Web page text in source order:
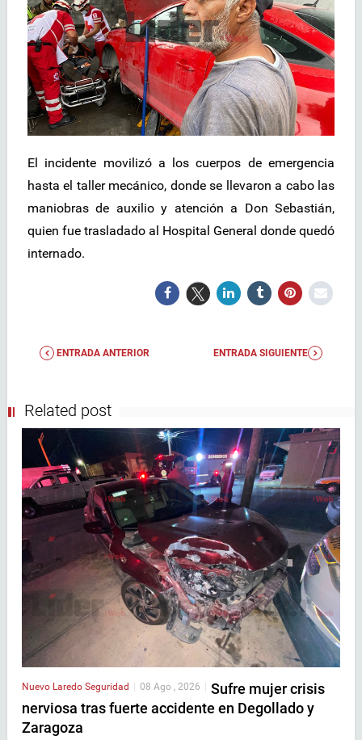
El incidente movilizó a los cuerpos de emergencia
hasta el taller mecánico, donde se llevaron a cabo las
maniobras de auxilio y atención a Don Sebastián,
quien fue trasladado al Hospital General donde quedó
internado.
ENTRADA ANTERIOR ENTRADA SIGUIENTE
Related post
Nuevo Laredo Seguridad 08 Ago , 2026
Sufre mujer crisis
nerviosa tras fuerte accidente en Degollado y
Zaragoza